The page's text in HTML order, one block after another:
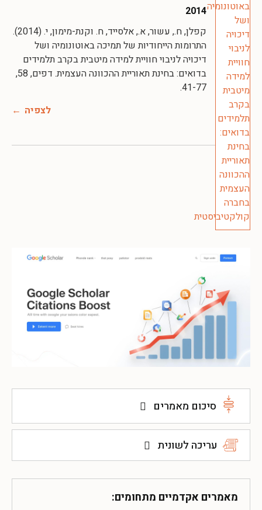
סיכום מאמרים
עריכה לשונית
מאמרים אקדמיים מתחומים:
2014
קפלן, ח., עשור, א., אלסייד, ח. וקנת-מימון, י. (2014).
התרומות הייחודיות של תמיכה באוטונומיה ושל
דיכויה לניבוי חוויית למידה מיטבית בקרב תלמידים
בדואים: בחינת תאוריית ההכוונה העצמית. דפים, 58,
41-77.
לצפיה